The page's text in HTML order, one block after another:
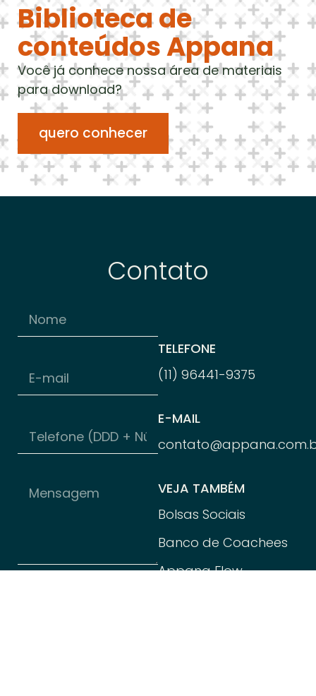
Biblioteca de
conteúdos Appana
Você já conhece nossa área de materiais
para download?
quero conhecer
Contato
TELEFONE
(11) 96441-9375
E-MAIL
VEJA TAMBÉM
Bolsas Sociais
Banco de Coachees
Appana Flow